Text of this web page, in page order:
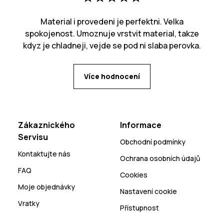
Material i provedeni je perfektni. Velka
spokojenost. Umoznuje vrstvit material, takze
kdyz je chladneji, vejde se pod ni slaba perovka.
Více hodnocení
Zákaznického
Servisu
Kontaktujte nás
FAQ
Moje objednávky
Vratky
Informace
Obchodní podmínky
Ochrana osobních údajů
Cookies
Nastavení cookie
Přístupnost